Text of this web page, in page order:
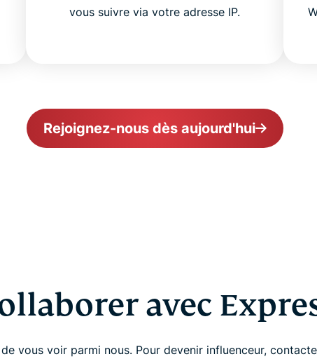
vous suivre via votre adresse IP.
Rejoignez-nous dès aujourd'hui
avec
vous voir parmi nous. Pour devenir influenceur,